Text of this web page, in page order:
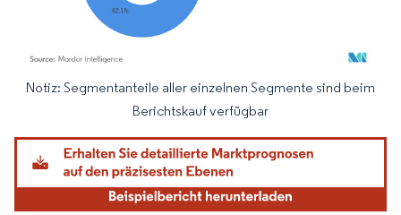
Bild © Mordor Intelligence. Wiederverwendung erfordert Namensnennung
Notiz: Segmentanteile aller einzelnen Segmente sind beim
Berichtskauf verfügbar